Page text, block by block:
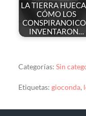
LA TIERRA
CÓMO LOS
INVENTARON…
Categorías: Sin
Etiquetas: gioconda,